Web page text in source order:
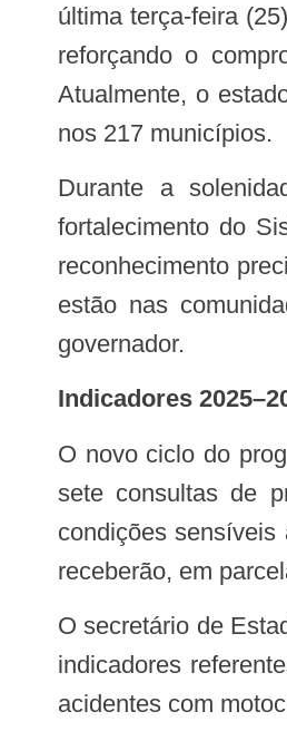
última terça-feira
reforçando o
Atualmente, o
nos 217 municípios.
Durante a solenidade, o governador Carlos Brandão destacou que a valorização das categorias é essencial para o
fortalecimento do
reconhecimento
estão nas
governador.
Indicadores
O novo ciclo do programa, referente ao biênio 2025–2026, estabelece três indicadores: ampliar a proporção de gestantes com
sete consultas de
condições
receberão, em
O secretário de Estado da Saúde, Tiago Fernandes, destacou que a mudança na lei reflete a redução dos índices dos principais
indicadores
acidentes com